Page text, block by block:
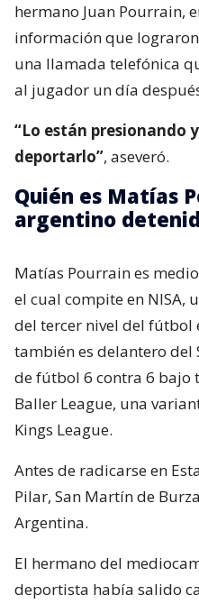
hermano Juan Pourrain,
información que
una llamada telefónica
al jugador un día
“Lo están presionando
deportarlo”, aseveró.
Quién es Matías
argentino
Matías Pourrain es
el cual compite en NISA,
del tercer nivel del fútbol
también es delantero del
de fútbol 6 contra 6 bajo
Baller League, una
Kings League.
Antes de radicarse en
Pilar, San Martín de
Argentina.
El hermano del
deportista había salido